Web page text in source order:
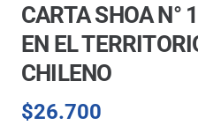
CARTA SHOA N°
EN EL
CHILENO
$26.700